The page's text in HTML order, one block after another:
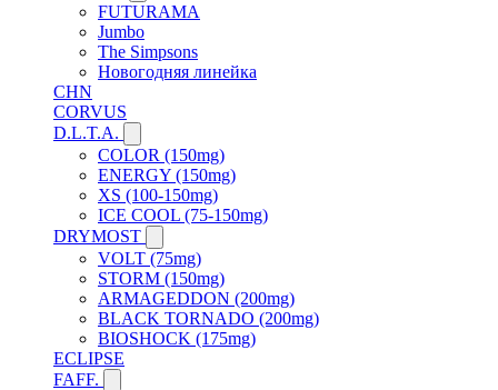
FUTURAMA
Jumbo
The Simpsons
Новогодняя линейка
CHN
CORVUS
D.L.T.A.
COLOR (150mg)
ENERGY (150mg)
XS (100-150mg)
ICE COOL (75-150mg)
DRYMOST
VOLT (75mg)
STORM (150mg)
ARMAGEDDON (200mg)
BLACK TORNADO (200mg)
BIOSHOCK (175mg)
ECLIPSE
FAFF.